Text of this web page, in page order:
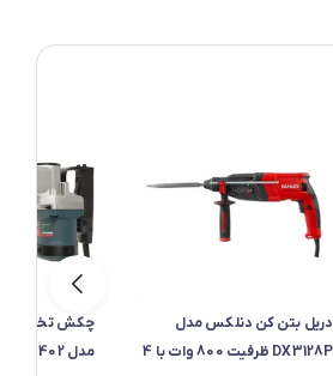
دریل بتن کن دنلکس مدل
DX3128P ظرفیت 800 وات با 4
مدل H402